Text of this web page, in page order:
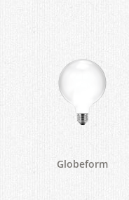
Globeform